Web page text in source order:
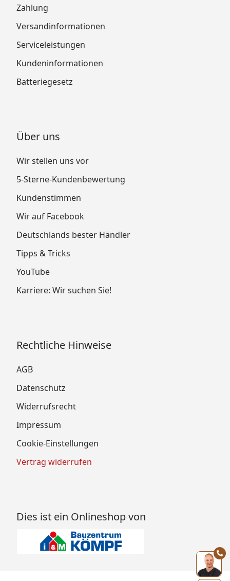
Zahlung
Versandinformationen
Serviceleistungen
Kundeninformationen
Batteriegesetz
Über uns
Wir stellen uns vor
5-Sterne-Kundenbewertung
Kundenstimmen
Wir auf Facebook
Deutschlands bester Händler
Tipps & Tricks
YouTube
Karriere: Wir suchen Sie!
Rechtliche Hinweise
AGB
Datenschutz
Widerrufsrecht
Impressum
Cookie-Einstellungen
Vertrag widerrufen
Dies ist ein Onlineshop von